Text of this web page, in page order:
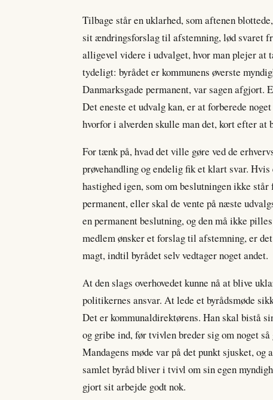
Tilbage står en uklarhed, som aftenen
sit ændringsforslag til afstemning, lød svaret
alligevel videre i udvalget, hvor man plejer at
tydeligt: byrådet er kommunens øverste
Danmarksgade permanent, var sagen afgjort.
Det eneste et udvalg kan, er at forberede
hvorfor i alverden skulle man det, kort efter at
For tænk på, hvad det ville gøre ved de
prøvehandling og endelig fik et klart svar.
hastighed igen, som om beslutningen ikke
permanent, eller skal de vente på næste
en permanent beslutning, og den må ikke
medlem ønsker et forslag til afstemning, er
magt, indtil byrådet selv vedtager noget andet.
At den slags overhovedet kunne nå at blive
politikernes ansvar. At lede et byrådsmøde
Det er kommunaldirektørens. Han skal bistå
og gribe ind, før tvivlen breder sig om noget
Mandagens møde var på det punkt sjusket,
samlet byråd bliver i tvivl om sin egen
gjort sit arbejde godt nok.